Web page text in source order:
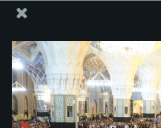
Ali Məqamlı Rəhbər
və ətrafda yaşayan əhali